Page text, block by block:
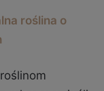
roślina o